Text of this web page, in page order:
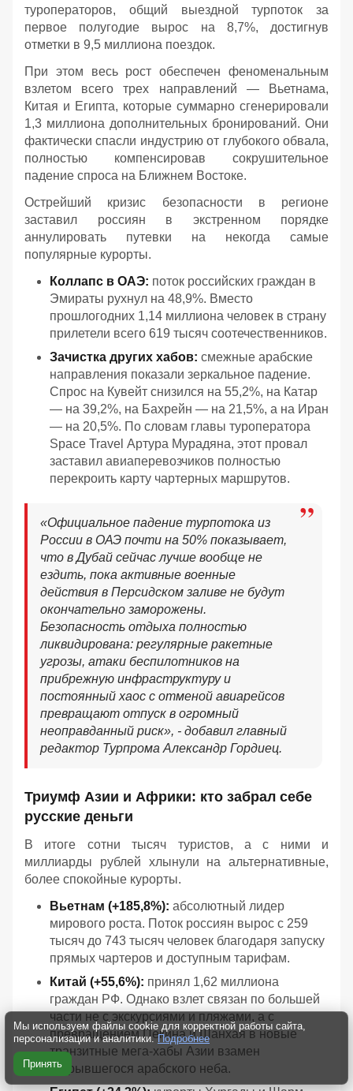
туроператоров, общий выездной турпоток за
первое полугодие вырос на 8,7%, достигнув
отметки в 9,5 миллиона поездок.
При этом весь рост обеспечен феноменальным
взлетом всего трех направлений — Вьетнама,
Китая и Египта, которые суммарно сгенерировали
1,3 миллиона дополнительных бронирований. Они
фактически спасли индустрию от глубокого обвала,
полностью компенсировав сокрушительное
падение спроса на Ближнем Востоке.
Острейший кризис безопасности в регионе
заставил россиян в экстренном порядке
аннулировать путевки на некогда самые
популярные курорты.
Коллапс в ОАЭ: поток российских граждан в
Эмираты рухнул на 48,9%. Вместо
прошлогодних 1,14 миллиона человек в страну
прилетели всего 619 тысяч соотечественников.
Зачистка других хабов: смежные арабские
направления показали зеркальное падение.
Спрос на Кувейт снизился на 55,2%, на Катар
— на 39,2%, на Бахрейн — на 21,5%, а на Иран
— на 20,5%. По словам главы туроператора
Spaсe Travel Артура Мурадяна, этот провал
заставил авиаперевозчиков полностью
перекроить карту чартерных маршрутов.
«Официальное падение турпотока из
России в ОАЭ почти на 50% показывает,
что в Дубай сейчас лучше вообще не
ездить, пока активные военные
действия в Персидском заливе не будут
окончательно заморожены.
Безопасность отдыха полностью
ликвидирована: регулярные ракетные
угрозы, атаки беспилотников на
прибрежную инфраструктуру и
постоянный хаос с отменой авиарейсов
превращают отпуск в огромный
неоправданный риск», - добавил главный
редактор Турпрома Александр Гордиец.
Триумф Азии и Африки: кто забрал себе
русские деньги
В итоге сотни тысяч туристов, а с ними и
миллиарды рублей хлынули на альтернативные,
более спокойные курорты.
Вьетнам (+185,8%): абсолютный лидер
мирового роста. Поток россиян вырос с 259
тысяч до 743 тысяч человек благодаря запуску
прямых чартеров и доступным тарифам.
Китай (+55,6%): принял 1,62 миллиона
граждан РФ. Однако взлет связан по большей
части не с экскурсиями и пляжами, а с
превращением Пекина и Шанхая в новые
транзитные мега-хабы Азии взамен
закрывшегося арабского неба.
Мы используем файлы cookie для корректной работы сайта,
персонализации и аналитики. Подробнее
Принять